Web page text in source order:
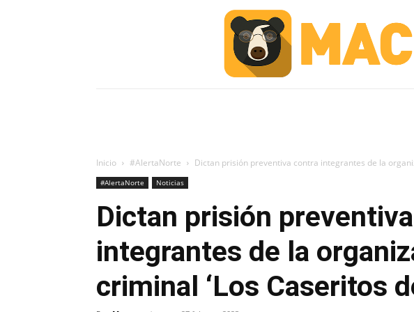
Inicio #AlertaNorte Dictan prisión preventiva contra integrantes de la
#AlertaNorte Noticias
Dictan prisión
integrantes de la
criminal ‘Los Caseritos